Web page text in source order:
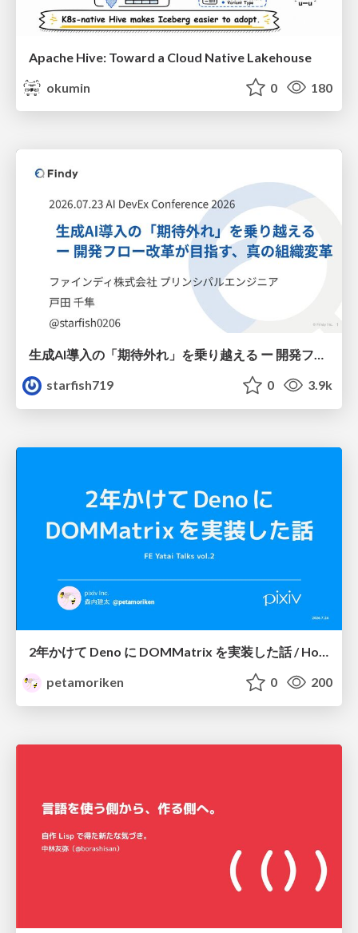
Apache Hive: Toward a Cloud Native Lakehouse
okumin
0 180
生成AI導入の「期待外れ」を乗り越える ー 開発フロー改革が目指す、真の組織変革
starfish719
0 3.9k
2年かけて Deno に DOMMatrix を実装した話 / How I implemented DOMMatrix in Deno over two years
petamoriken
0 200